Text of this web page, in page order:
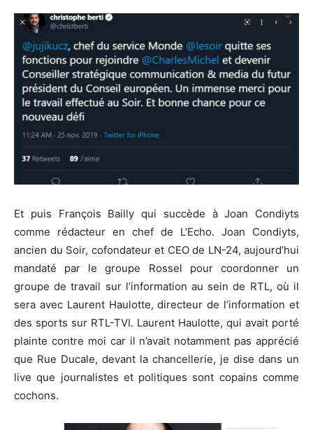
Et puis François Bailly qui succède à Joan Condiyts
comme rédacteur en chef de L’Echo. Joan Condiyts,
ancien du Soir, cofondateur et CEO de LN-24, aujourd’hui
mandaté par le groupe Rossel pour coordonner un
groupe de travail sur l’information au sein de RTL, où il
sera avec Laurent Haulotte, directeur de l’information et
des sports sur RTL-TVI. Laurent Haulotte, qui avait porté
plainte contre moi car il n’avait notamment pas apprécié
que Rue Ducale, devant la chancellerie, je dise dans un
live que journalistes et politiques sont copains comme
cochons.